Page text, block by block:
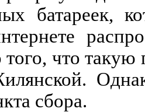
батареек,
того, что
сбора.